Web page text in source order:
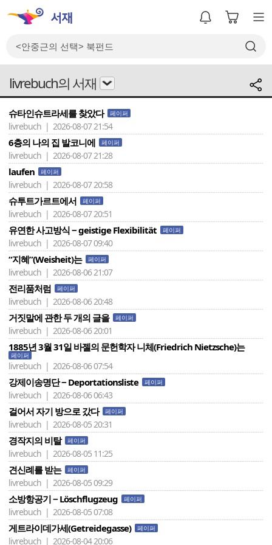
livrebuch의 서재
슈타인슈트라세를 찾았다 페이퍼
livrebuch | 2026-08-07 21:54
6층의 나의 집 발코니에 페이퍼
livrebuch | 2026-08-07 21:28
laufen 페이퍼
livrebuch | 2026-08-07 20:58
슈투트가르트에서 페이퍼
livrebuch | 2026-08-07 20:51
유연한 사고방식 − geistige Flexibilität 페이퍼
livrebuch | 2026-08-07 09:40
“지혜”(Weisheit)는 페이퍼
livrebuch | 2026-08-06 21:07
전리품처럼 페이퍼
livrebuch | 2026-08-06 20:48
거짓말에 관한 두 개의 글을 페이퍼
livrebuch | 2026-08-06 20:01
1885년 3월 31일 바젤의 문헌학자 니체(Friedrich Nietzsche)는
페이퍼
livrebuch | 2026-08-06 07:54
강제이송명단 − Deportationsliste 페이퍼
livrebuch | 2026-08-06 06:43
걸어서 자기 방으로 갔다 페이퍼
livrebuch | 2026-08-05 20:31
경작지의 비탈 페이퍼
livrebuch | 2026-08-05 11:25
견신례를 받는 페이퍼
livrebuch | 2026-08-05 09:29
소방항공기 − Löschflugzeug 페이퍼
livrebuch | 2026-08-05 07:08
게트라이데가세(Getreidegasse) 페이퍼
livrebuch | 2026-08-04 20:06